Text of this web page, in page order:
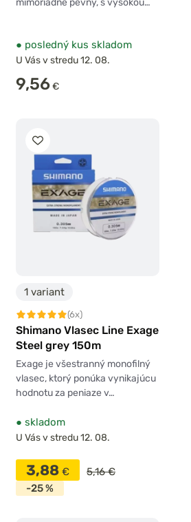
● posledný kus skladom
U Vás v stredu 12. 08.
9,56€
1 variant
(6x)
Shimano Vlasec Line Exage
Steel grey 150m
Exage je všestranný monofilný
vlasec, ktorý ponúka vynikajúcu
hodnotu za peniaze v…
● skladom
U Vás v stredu 12. 08.
3,88 €
5,16 €
-25 %